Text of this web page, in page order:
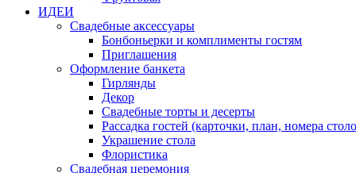
ИДЕИ
Свадебные аксессуары
Бонбоньерки и комплименты гостям
Приглашения
Оформление банкета
Гирлянды
Декор
Свадебные торты и десерты
Рассадка гостей (карточки, план, номера
Украшение стола
Флористика
Свадебная церемония